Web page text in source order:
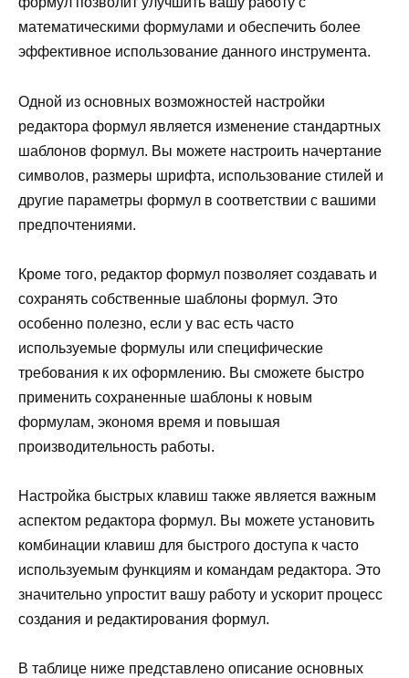
математическими формулами и обеспечить более
эффективное использование данного инструмента.
Одной из основных возможностей настройки
редактора формул является изменение стандартных
шаблонов формул. Вы можете настроить начертание
символов, размеры шрифта, использование стилей и
другие параметры формул в соответствии с вашими
предпочтениями.
Кроме того, редактор формул позволяет создавать и
сохранять собственные шаблоны формул. Это
особенно полезно, если у вас есть часто
используемые формулы или специфические
требования к их оформлению. Вы сможете быстро
применить сохраненные шаблоны к новым
формулам, экономя время и повышая
производительность работы.
Настройка быстрых клавиш также является важным
аспектом редактора формул. Вы можете установить
комбинации клавиш для быстрого доступа к часто
используемым функциям и командам редактора. Это
значительно упростит вашу работу и ускорит процесс
создания и редактирования формул.
В таблице ниже представлено описание основных